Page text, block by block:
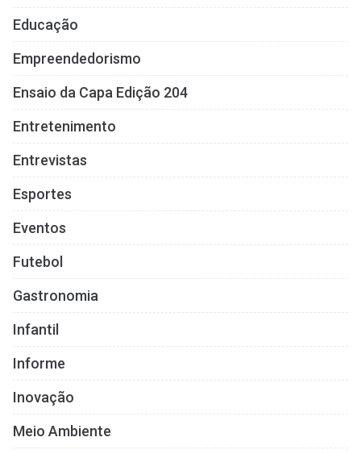
Educação
Empreendedorismo
Ensaio da Capa Edição 204
Entretenimento
Entrevistas
Esportes
Eventos
Futebol
Gastronomia
Infantil
Informe
Inovação
Meio Ambiente